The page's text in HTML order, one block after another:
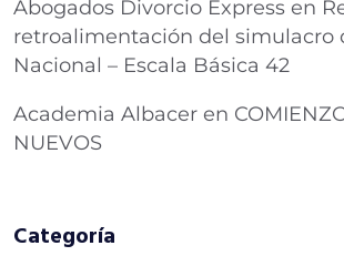
Abogados Divorcio Express en
retroalimentación del simulacro
Nacional – Escala Básica 42
Academia Albacer en
NUEVOS
Categoría